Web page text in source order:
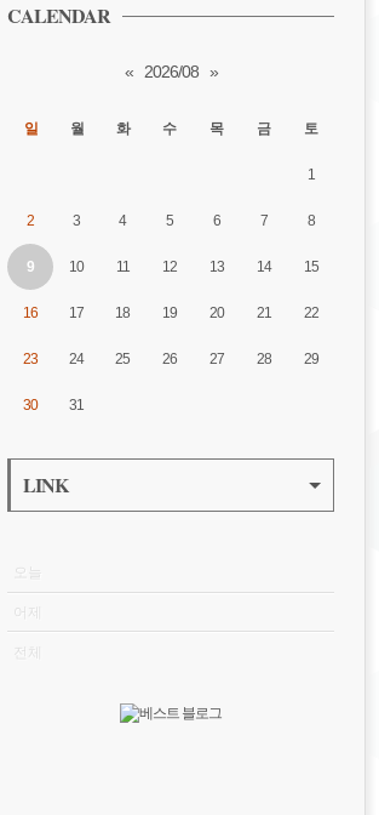
CALENDAR
« 2026/08 »
일 월 화 수 목 금 토
1
2 3 4 5 6 7 8
9 10 11 12 13 14 15
16 17 18 19 20 21 22
23 24 25 26 27 28 29
30 31
LINK
오늘
어제
전체